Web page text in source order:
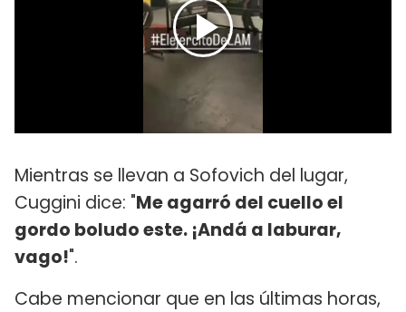
Mientras se llevan a Sofovich del lugar,
Cuggini dice: "Me agarró del cuello el
gordo boludo este. ¡Andá a laburar,
vago!".
Cabe mencionar que en las últimas horas,